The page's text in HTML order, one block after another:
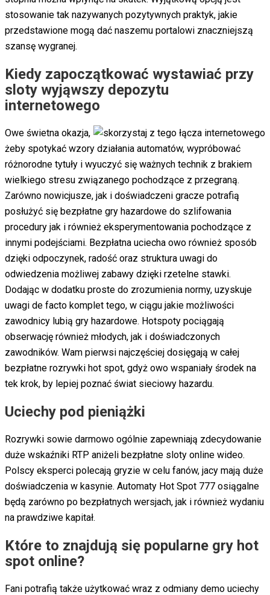
stosowanie tak nazywanych pozytywnych praktyk, jakie
przedstawione mogą dać naszemu portalowi znaczniejszą
szansę wygranej.
Kiedy zapoczątkować wystawiać przy
sloty wyjąwszy depozytu
internetowego
Owe świetna okazja,
żeby spotykać wzory działania automatów, wypróbować
różnorodne tytuły i wyuczyć się ważnych technik z brakiem
wielkiego stresu związanego pochodzące z przegraną.
Zarówno nowicjusze, jak i doświadczeni gracze potrafią
posłużyć się bezpłatne gry hazardowe do szlifowania
procedury jak i również eksperymentowania pochodzące z
innymi podejściami. Bezpłatna uciecha owo również sposób
dzięki odpoczynek, radość oraz struktura uwagi do
odwiedzenia możliwej zabawy dzięki rzetelne stawki.
Dodając w dodatku proste do zrozumienia normy, uzyskuje
uwagi de facto komplet tego, w ciągu jakie możliwości
zawodnicy lubią gry hazardowe. Hotspoty pociągają
obserwację również młodych, jak i doświadczonych
zawodników. Wam pierwsi najczęściej dosięgają w całej
bezpłatne rozrywki hot spot, gdyż owo wspaniały środek na
tek krok, by lepiej poznać świat sieciowy hazardu.
Uciechy pod pieniążki
Rozrywki sowie darmowo ogólnie zapewniają zdecydowanie
duże wskaźniki RTP aniżeli bezpłatne sloty online wideo.
Polscy eksperci polecają gryzie w celu fanów, jacy mają duże
doświadczenia w kasynie. Automaty Hot Spot 777 osiągalne
będą zarówno po bezpłatnych wersjach, jak i również wydaniu
na prawdziwe kapitał.
Które to znajdują się popularne gry hot
spot online?
Fani potrafią także użytkować wraz z odmiany demo uciechy